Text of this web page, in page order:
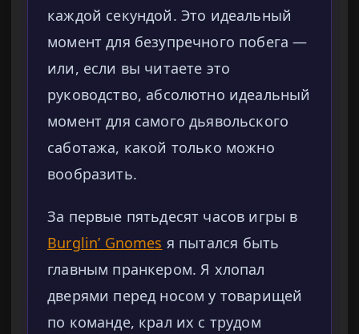
каждой секундой. Это идеальный
момент для безупречного побега —
или, если вы читаете это
руководство, абсолютно идеальный
момент для самого дьявольского
саботажа, какой только можно
вообразить.
За первые пятьдесят часов игры в
Burglin’ Gnomes я пытался быть
главным пранкером. Я хлопал
дверями перед носом у товарищей
по команде, крал их с трудом